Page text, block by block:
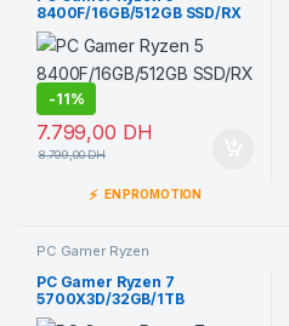
8400F/16GB/512GB SSD/RX
66000
-11%
7.799,00 DH
8.799,00DH
⚡ EN PROMOTION
PC Gamer Ryzen
PC Gamer Ryzen 7
5700X3D/32GB/1TB
SSD/RTX 5070 TI 16GO